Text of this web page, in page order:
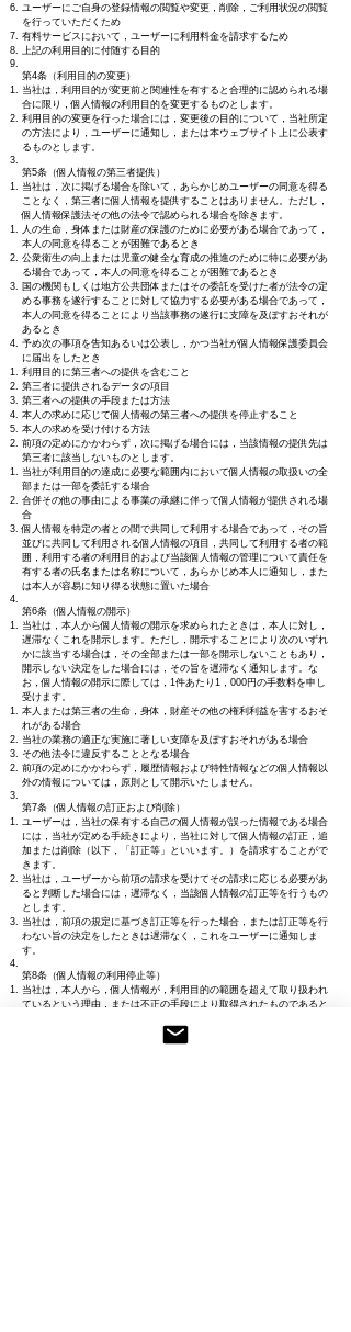
ユーザーにご自身の登録情報の閲覧や変更，削除，ご利用状況の閲覧
を行っていただくため
有料サービスにおいて，ユーザーに利用料金を請求するため
上記の利用目的に付随する目的
第4条（利用目的の変更）
当社は，利用目的が変更前と関連性を有すると合理的に認められる場
合に限り，個人情報の利用目的を変更するものとします。
利用目的の変更を行った場合には，変更後の目的について，当社所定
の方法により，ユーザーに通知し，または本ウェブサイト上に公表す
るものとします。
第5条（個人情報の第三者提供）
当社は，次に掲げる場合を除いて，あらかじめユーザーの同意を得る
ことなく，第三者に個人情報を提供することはありません。ただし，
個人情報保護法その他の法令で認められる場合を除きます。
人の生命，身体または財産の保護のために必要がある場合であって，
本人の同意を得ることが困難であるとき
公衆衛生の向上または児童の健全な育成の推進のために特に必要があ
る場合であって，本人の同意を得ることが困難であるとき
国の機関もしくは地方公共団体またはその委託を受けた者が法令の定
める事務を遂行することに対して協力する必要がある場合であって，
本人の同意を得ることにより当該事務の遂行に支障を及ぼすおそれが
あるとき
予め次の事項を告知あるいは公表し，かつ当社が個人情報保護委員会
に届出をしたとき
利用目的に第三者への提供を含むこと
第三者に提供されるデータの項目
第三者への提供の手段または方法
本人の求めに応じて個人情報の第三者への提供を停止すること
本人の求めを受け付ける方法
前項の定めにかかわらず，次に掲げる場合には，当該情報の提供先は
第三者に該当しないものとします。
当社が利用目的の達成に必要な範囲内において個人情報の取扱いの全
部または一部を委託する場合
合併その他の事由による事業の承継に伴って個人情報が提供される場
合
個人情報を特定の者との間で共同して利用する場合であって，その旨
並びに共同して利用される個人情報の項目，共同して利用する者の範
囲，利用する者の利用目的および当該個人情報の管理について責任を
有する者の氏名または名称について，あらかじめ本人に通知し，また
は本人が容易に知り得る状態に置いた場合
第6条（個人情報の開示）
当社は，本人から個人情報の開示を求められたときは，本人に対し，
遅滞なくこれを開示します。ただし，開示することにより次のいずれ
かに該当する場合は，その全部または一部を開示しないこともあり，
開示しない決定をした場合には，その旨を遅滞なく通知します。な
お，個人情報の開示に際しては，1件あたり1，000円の手数料を申し
受けます。
本人または第三者の生命，身体，財産その他の権利利益を害するおそ
れがある場合
当社の業務の適正な実施に著しい支障を及ぼすおそれがある場合
その他法令に違反することとなる場合
前項の定めにかかわらず，履歴情報および特性情報などの個人情報以
外の情報については，原則として開示いたしません。
第7条（個人情報の訂正および削除）
ユーザーは，当社の保有する自己の個人情報が誤った情報である場合
には，当社が定める手続きにより，当社に対して個人情報の訂正，追
加または削除（以下，「訂正等」といいます。）を請求することがで
きます。
当社は，ユーザーから前項の請求を受けてその請求に応じる必要があ
ると判断した場合には，遅滞なく，当該個人情報の訂正等を行うもの
とします。
当社は，前項の規定に基づき訂正等を行った場合，または訂正等を行
わない旨の決定をしたときは遅滞なく，これをユーザーに通知しま
す。
第8条（個人情報の利用停止等）
当社は，本人から，個人情報が，利用目的の範囲を超えて取り扱われ
ているという理由，または不正の手段により取得されたものであると
といいます。）を求められた場合には，遅滞なく必要な調査を行いま